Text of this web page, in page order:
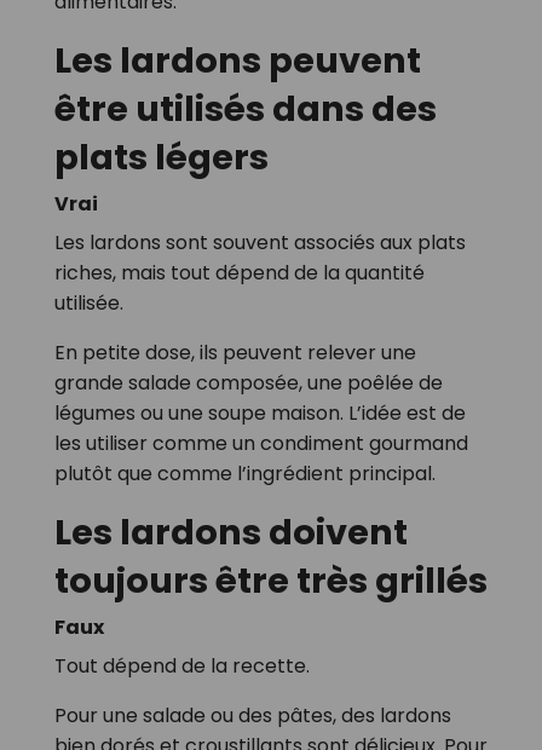
Les lardons peuvent
être utilisés dans des
plats légers
Vrai
Les lardons sont souvent associés aux plats
riches, mais tout dépend de la quantité
utilisée.
En petite dose, ils peuvent relever une
grande salade composée, une poêlée de
légumes ou une soupe maison. L’idée est de
les utiliser comme un condiment gourmand
plutôt que comme l’ingrédient principal.
Les lardons doivent
toujours être très grillés
Faux
Tout dépend de la recette.
Pour une salade ou des pâtes, des lardons